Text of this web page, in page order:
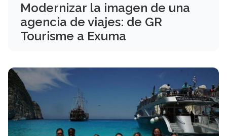
Modernizar la imagen de una
agencia de viajes: de GR
Tourisme a Exuma